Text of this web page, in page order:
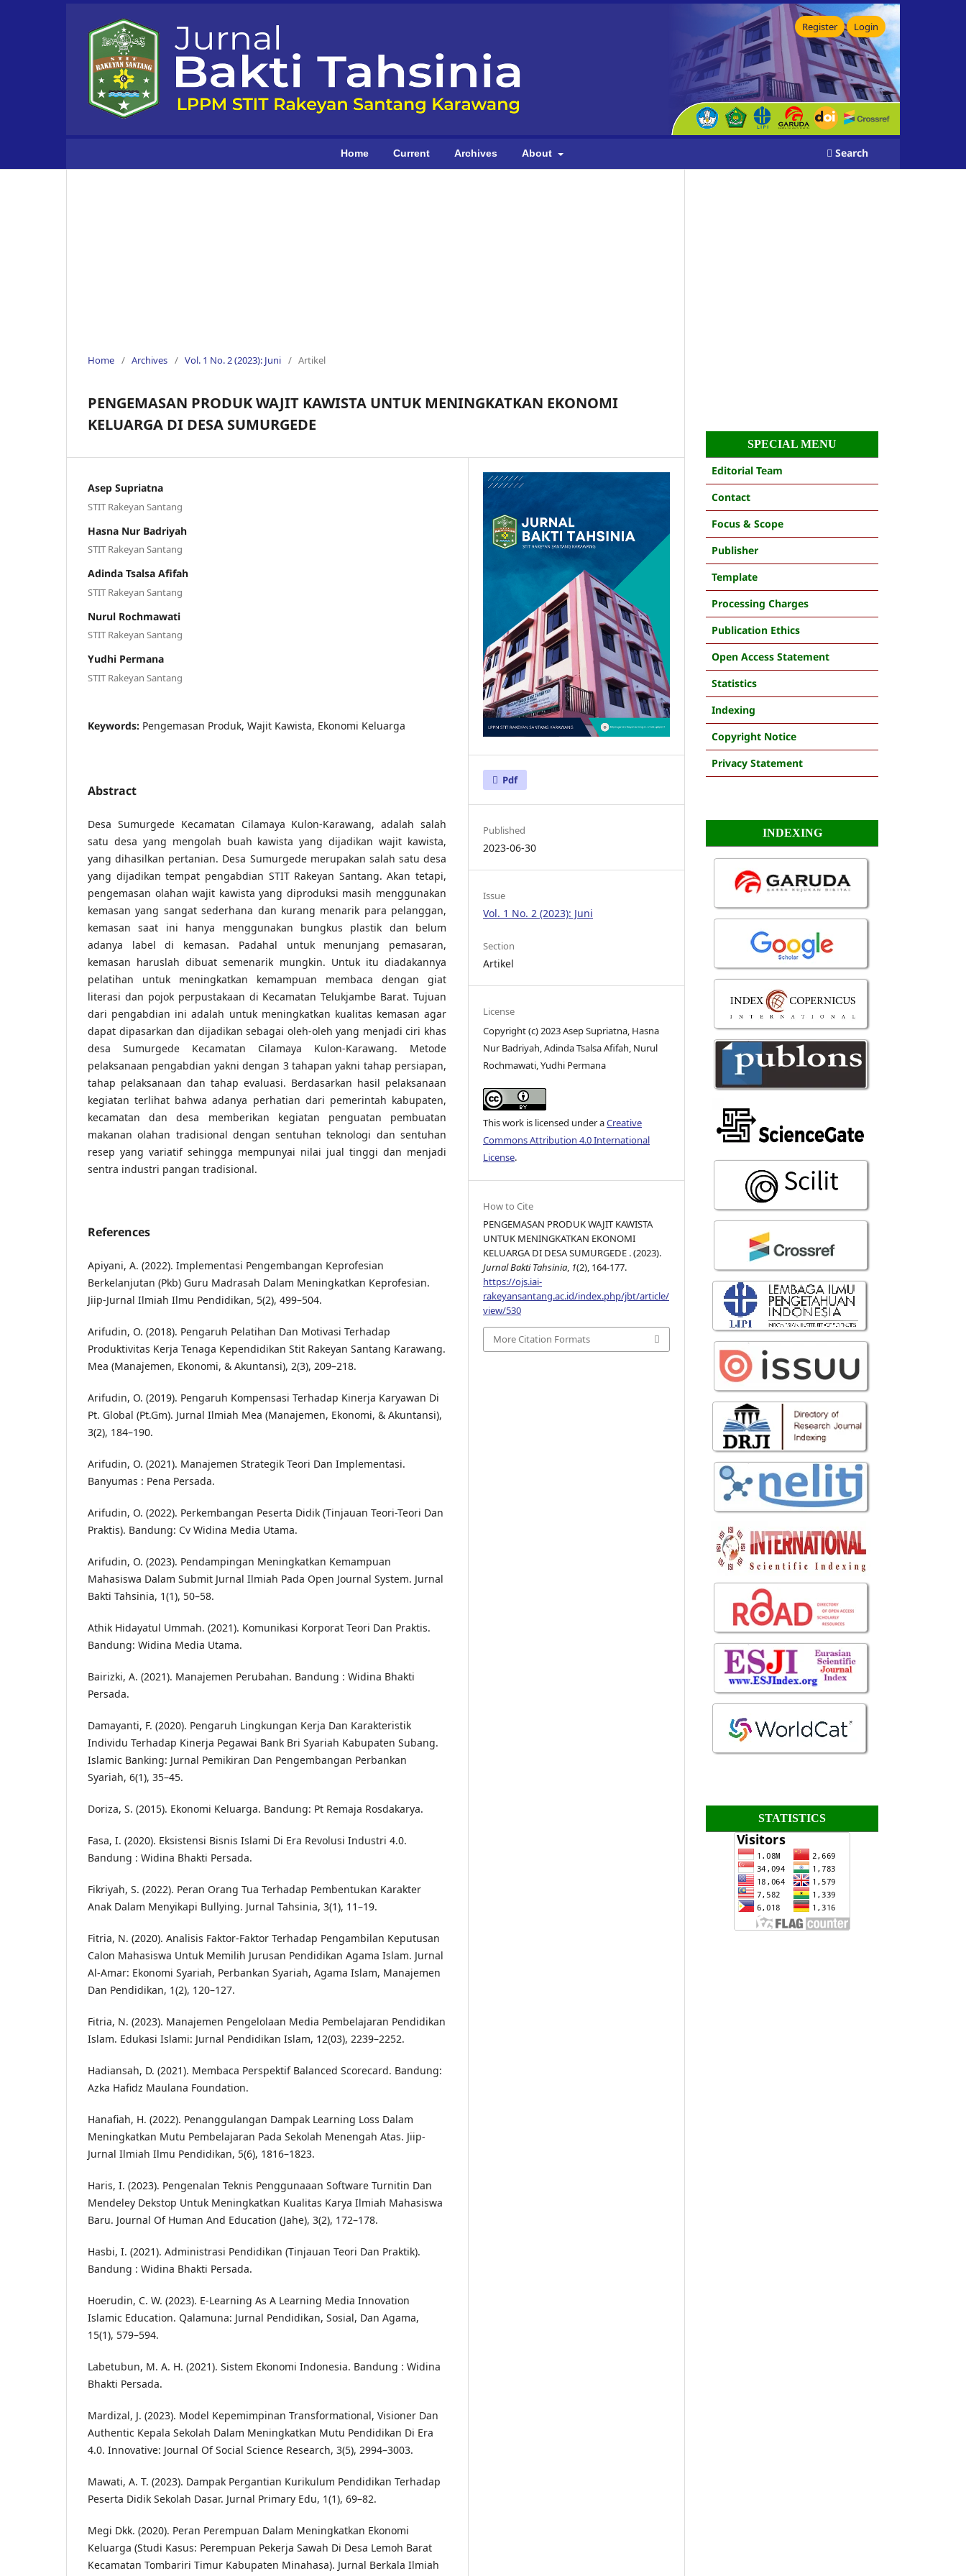
Home Current Archives About Search
Register Login
Home / Archives / Vol. 1 No. 2 (2023): Juni / Artikel
PENGEMASAN PRODUK WAJIT KAWISTA UNTUK MENINGKATKAN EKONOMI
KELUARGA DI DESA SUMURGEDE
Asep Supriatna
STIT Rakeyan Santang
Hasna Nur Badriyah
STIT Rakeyan Santang
Adinda Tsalsa Afifah
STIT Rakeyan Santang
Nurul Rochmawati
STIT Rakeyan Santang
Yudhi Permana
STIT Rakeyan Santang
Keywords: Pengemasan Produk, Wajit Kawista, Ekonomi Keluarga
Abstract
Desa Sumurgede Kecamatan Cilamaya Kulon-Karawang, adalah salah
satu desa yang mengolah buah kawista yang dijadikan wajit kawista,
yang dihasilkan pertanian. Desa Sumurgede merupakan salah satu desa
yang dijadikan tempat pengabdian STIT Rakeyan Santang. Akan tetapi,
pengemasan olahan wajit kawista yang diproduksi masih menggunakan
kemasan yang sangat sederhana dan kurang menarik para pelanggan,
kemasan saat ini hanya menggunakan bungkus plastik dan belum
adanya label di kemasan. Padahal untuk menunjang pemasaran,
kemasan haruslah dibuat semenarik mungkin. Untuk itu diadakannya
pelatihan untuk meningkatkan kemampuan membaca dengan giat
literasi dan pojok perpustakaan di Kecamatan Telukjambe Barat. Tujuan
dari pengabdian ini adalah untuk meningkatkan kualitas kemasan agar
dapat dipasarkan dan dijadikan sebagai oleh-oleh yang menjadi ciri khas
desa Sumurgede Kecamatan Cilamaya Kulon-Karawang. Metode
pelaksanaan pengabdian yakni dengan 3 tahapan yakni tahap persiapan,
tahap pelaksanaan dan tahap evaluasi. Berdasarkan hasil pelaksanaan
kegiatan terlihat bahwa adanya perhatian dari pemerintah kabupaten,
kecamatan dan desa memberikan kegiatan penguatan pembuatan
makanan olahan tradisional dengan sentuhan teknologi dan sentuhan
resep yang variatif sehingga mempunyai nilai jual tinggi dan menjadi
sentra industri pangan tradisional.
References
Apiyani, A. (2022). Implementasi Pengembangan Keprofesian
Berkelanjutan (Pkb) Guru Madrasah Dalam Meningkatkan Keprofesian.
Jiip-Jurnal Ilmiah Ilmu Pendidikan, 5(2), 499–504.
Arifudin, O. (2018). Pengaruh Pelatihan Dan Motivasi Terhadap
Produktivitas Kerja Tenaga Kependidikan Stit Rakeyan Santang Karawang.
Mea (Manajemen, Ekonomi, & Akuntansi), 2(3), 209–218.
Arifudin, O. (2019). Pengaruh Kompensasi Terhadap Kinerja Karyawan Di
Pt. Global (Pt.Gm). Jurnal Ilmiah Mea (Manajemen, Ekonomi, & Akuntansi),
3(2), 184–190.
Arifudin, O. (2021). Manajemen Strategik Teori Dan Implementasi.
Banyumas : Pena Persada.
Arifudin, O. (2022). Perkembangan Peserta Didik (Tinjauan Teori-Teori Dan
Praktis). Bandung: Cv Widina Media Utama.
Arifudin, O. (2023). Pendampingan Meningkatkan Kemampuan
Mahasiswa Dalam Submit Jurnal Ilmiah Pada Open Journal System. Jurnal
Bakti Tahsinia, 1(1), 50–58.
Athik Hidayatul Ummah. (2021). Komunikasi Korporat Teori Dan Praktis.
Bandung: Widina Media Utama.
Bairizki, A. (2021). Manajemen Perubahan. Bandung : Widina Bhakti
Persada.
Damayanti, F. (2020). Pengaruh Lingkungan Kerja Dan Karakteristik
Individu Terhadap Kinerja Pegawai Bank Bri Syariah Kabupaten Subang.
Islamic Banking: Jurnal Pemikiran Dan Pengembangan Perbankan
Syariah, 6(1), 35–45.
Doriza, S. (2015). Ekonomi Keluarga. Bandung: Pt Remaja Rosdakarya.
Fasa, I. (2020). Eksistensi Bisnis Islami Di Era Revolusi Industri 4.0.
Bandung : Widina Bhakti Persada.
Fikriyah, S. (2022). Peran Orang Tua Terhadap Pembentukan Karakter
Anak Dalam Menyikapi Bullying. Jurnal Tahsinia, 3(1), 11–19.
Fitria, N. (2020). Analisis Faktor-Faktor Terhadap Pengambilan Keputusan
Calon Mahasiswa Untuk Memilih Jurusan Pendidikan Agama Islam. Jurnal
Al-Amar: Ekonomi Syariah, Perbankan Syariah, Agama Islam, Manajemen
Dan Pendidikan, 1(2), 120–127.
Fitria, N. (2023). Manajemen Pengelolaan Media Pembelajaran Pendidikan
Islam. Edukasi Islami: Jurnal Pendidikan Islam, 12(03), 2239–2252.
Hadiansah, D. (2021). Membaca Perspektif Balanced Scorecard. Bandung:
Azka Hafidz Maulana Foundation.
Hanafiah, H. (2022). Penanggulangan Dampak Learning Loss Dalam
Meningkatkan Mutu Pembelajaran Pada Sekolah Menengah Atas. Jiip-
Jurnal Ilmiah Ilmu Pendidikan, 5(6), 1816–1823.
Haris, I. (2023). Pengenalan Teknis Penggunaaan Software Turnitin Dan
Mendeley Dekstop Untuk Meningkatkan Kualitas Karya Ilmiah Mahasiswa
Baru. Journal Of Human And Education (Jahe), 3(2), 172–178.
Hasbi, I. (2021). Administrasi Pendidikan (Tinjauan Teori Dan Praktik).
Bandung : Widina Bhakti Persada.
Hoerudin, C. W. (2023). E-Learning As A Learning Media Innovation
Islamic Education. Qalamuna: Jurnal Pendidikan, Sosial, Dan Agama,
15(1), 579–594.
Labetubun, M. A. H. (2021). Sistem Ekonomi Indonesia. Bandung : Widina
Bhakti Persada.
Mardizal, J. (2023). Model Kepemimpinan Transformational, Visioner Dan
Authentic Kepala Sekolah Dalam Meningkatkan Mutu Pendidikan Di Era
4.0. Innovative: Journal Of Social Science Research, 3(5), 2994–3003.
Mawati, A. T. (2023). Dampak Pergantian Kurikulum Pendidikan Terhadap
Peserta Didik Sekolah Dasar. Jurnal Primary Edu, 1(1), 69–82.
Megi Dkk. (2020). Peran Perempuan Dalam Meningkatkan Ekonomi
Keluarga (Studi Kasus: Perempuan Pekerja Sawah Di Desa Lemoh Barat
Kecamatan Tombariri Timur Kabupaten Minahasa). Jurnal Berkala Ilmiah
Pdf
Published
2023-06-30
Issue
Vol. 1 No. 2 (2023): Juni
Section
Artikel
License
Copyright (c) 2023 Asep Supriatna, Hasna
Nur Badriyah, Adinda Tsalsa Afifah, Nurul
Rochmawati, Yudhi Permana
This work is licensed under aCreative
Commons Attribution 4.0 International
License.
How to Cite
PENGEMASAN PRODUK WAJIT KAWISTA
UNTUK MENINGKATKAN EKONOMI
KELUARGA DI DESA SUMURGEDE . (2023).
Jurnal Bakti Tahsinia, 1(2), 164-177.
https://ojs.iai-
rakeyansantang.ac.id/index.php/jbt/article/
view/530
More Citation Formats
SPECIAL MENU
Editorial Team
Contact
Focus & Scope
Publisher
Template
Processing Charges
Publication Ethics
Open Access Statement
Statistics
Indexing
Copyright Notice
Privacy Statement
INDEXING
STATISTICS